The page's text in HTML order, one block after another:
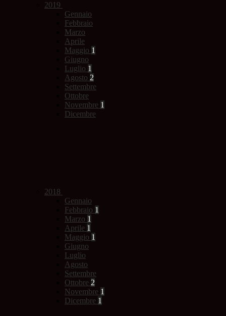
2019
Gennaio
Febbraio
Marzo
Aprile
Maggio 1
Giugno
Luglio 1
Agosto 2
Settembre
Ottobre
Novembre 1
Dicembre
2018
Gennaio
Febbraio 1
Marzo 1
Aprile 1
Maggio 1
Giugno
Luglio
Agosto
Settembre
Ottobre 2
Novembre 1
Dicembre 1